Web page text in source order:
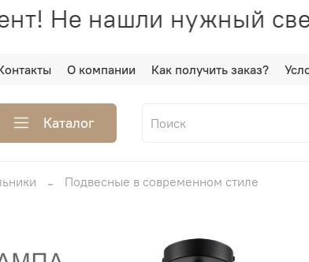
Не нашли нужный
О компании Как получить заказ?
Каталог
Подвесные в современном стиле